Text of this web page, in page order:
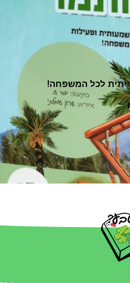
לכל המשפחה!